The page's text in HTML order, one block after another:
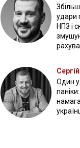
удари
НПЗ і
Один